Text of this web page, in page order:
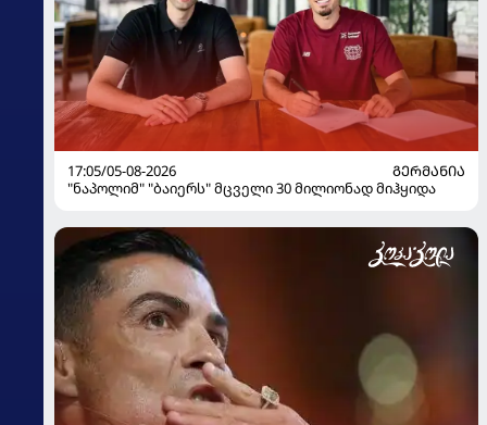
17:05/05-08-2026
ᲒᲔᲠᲛᲐᲜᲘᲐ
"ნაპოლიმ" "ბაიერს" მცველი 30 მილიონად მიჰყიდა